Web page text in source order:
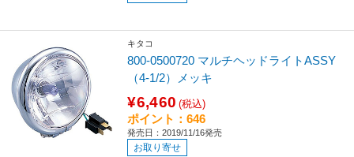
キタコ
800-0500720 マルチヘッドライトASSY
（4-1/2）メッキ
¥6,460 (税込)
ポイント：646
発売日：2019/11/16発売
お取り寄せ